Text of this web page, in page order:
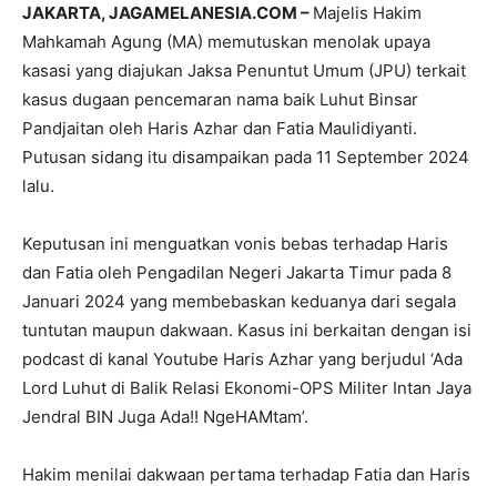
JAKARTA, JAGAMELANESIA.COM – Majelis Hakim
Mahkamah Agung (MA) memutuskan menolak upaya
kasasi yang diajukan Jaksa Penuntut Umum (JPU) terkait
kasus dugaan pencemaran nama baik Luhut Binsar
Pandjaitan oleh Haris Azhar dan Fatia Maulidiyanti.
Putusan sidang itu disampaikan pada 11 September 2024
lalu.
Keputusan ini menguatkan vonis bebas terhadap Haris
dan Fatia oleh Pengadilan Negeri Jakarta Timur pada 8
Januari 2024 yang membebaskan keduanya dari segala
tuntutan maupun dakwaan. Kasus ini berkaitan dengan isi
podcast di kanal Youtube Haris Azhar yang berjudul ‘Ada
Lord Luhut di Balik Relasi Ekonomi-OPS Militer Intan Jaya
Jendral BIN Juga Ada!! NgeHAMtam’.
Hakim menilai dakwaan pertama terhadap Fatia dan Haris